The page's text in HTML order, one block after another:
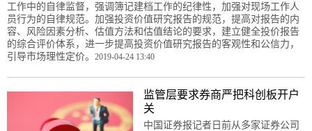
工作中的自律监督，强调簿记建档工作的纪律性，加强对现场工作人
员行为的自律规范。加强投资价值研究报告的规范，提高对报告的内
容、风险因素分析、估值方法和估值结论的要求，建立健全投价报告
的综合评价体系，进一步提高投资价值研究报告的客观性和公信力，
引导市场理性定价。 2019-04-24 13:40
监管层要求券商严把科创板开户
关
中国证券报记者日前从多家证券公司